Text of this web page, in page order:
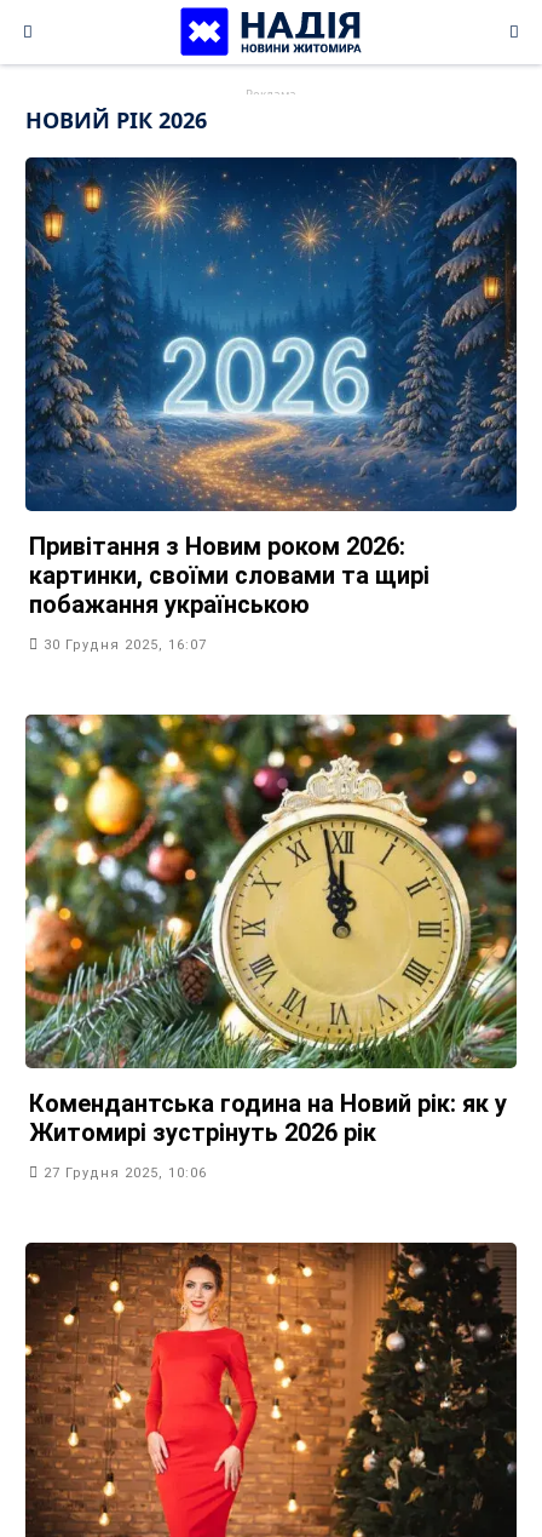
content
НОВИЙ РІК 2026
Привітання з Новим роком 2026:
картинки, своїми словами та щирі
побажання українською
30 Грудня 2025, 16:07
Комендантська година на Новий рік: як у
Житомирі зустрінуть 2026 рік
27 Грудня 2025, 10:06